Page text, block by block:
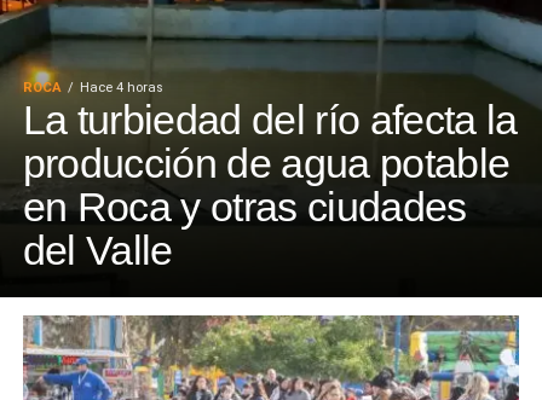
ROCA Hace 4 horas
La turbiedad del río afecta la
producción de agua potable
en Roca y otras ciudades
del Valle